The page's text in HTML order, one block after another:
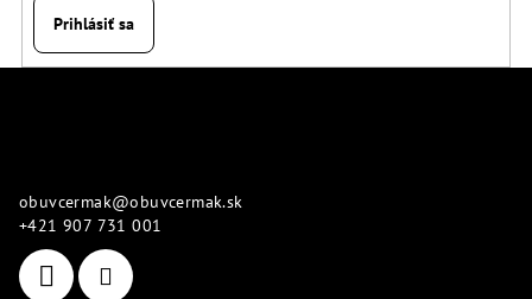
Prihlásiť sa
obuvcermak@obuvcermak.sk
+421 907 731 001